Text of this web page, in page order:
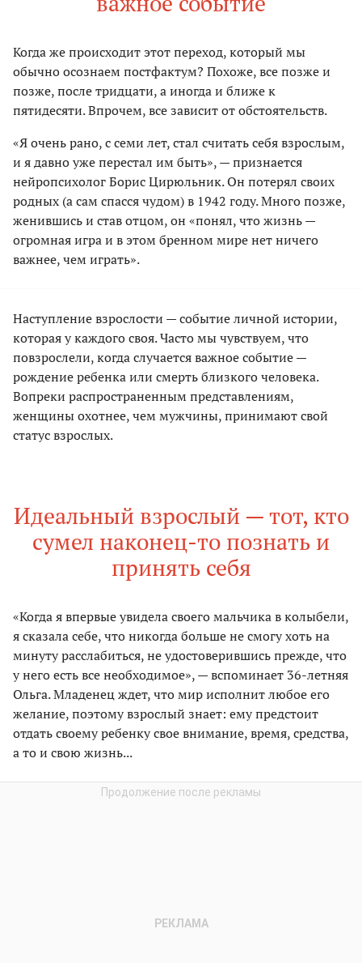
Когда же происходит этот переход, который мы
обычно осознаем постфактум? Похоже, все позже и
позже, после тридцати, а иногда и ближе к
пятидесяти. Впрочем, все зависит от обстоятельств.
«Я очень рано, с семи лет, стал считать себя взрослым,
и я давно уже перестал им быть», — признается
нейропсихолог Борис Цирюльник. Он потерял своих
родных (а сам спасся чудом) в 1942 году. Много позже,
женившись и став отцом, он «понял, что жизнь —
огромная игра и в этом бренном мире нет ничего
важнее, чем играть».
Наступление взрослости — событие личной истории,
которая у каждого своя. Часто мы чувствуем, что
повзрослели, когда случается важное событие —
рождение ребенка или смерть близкого человека.
Вопреки распространенным представлениям,
женщины охотнее, чем мужчины, принимают свой
статус взрослых.
Идеальный взрослый — тот, кто
сумел наконец-то познать и
принять себя
«Когда я впервые увидела своего мальчика в колыбели,
я сказала себе, что никогда больше не смогу хоть на
минуту расслабиться, не удостоверившись прежде, что
у него есть все необходимое», — вспоминает 36-летняя
Ольга. Младенец ждет, что мир исполнит любое его
желание, поэтому взрослый знает: ему предстоит
отдать своему ребенку свое внимание, время, средства,
а то и свою жизнь...